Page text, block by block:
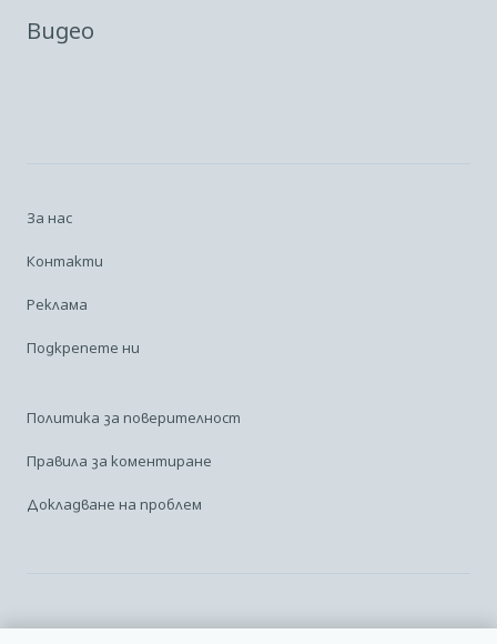
Видео
За нас
Контакти
Реклама
Подкрепете ни
Политика за поверителност
Правила за коментиране
Докладване на проблем